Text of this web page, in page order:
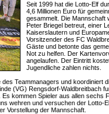
Seit 1999 hat die Lotto-Elf
4,6 Millionen Euro für
gesammelt. Die Mannschaft
Peter Briegel betreut, einer
Kaiserslautern und
Vorsitzender des FC
Gäste und betonte das
Not zu helfen. Der
angelaufen. Der Eintritt
Jugendliche zahlen nichts.
Teammanagers und koordiniert
(VG) Rengsdorf-Waldbreitbach
kommen Spieler aus allen sechs
wehren und versuchen der Lotto-
Vorstellung der Mannschaft.